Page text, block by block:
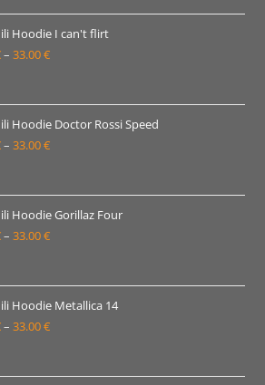
od
19.00 €
do
Hoodie I can't flirt
– 33.00€Raspon
od
19.00 €
do
Hoodie Doctor Rossi Speed
– 33.00€Raspon
od
19.00 €
do
Hoodie Gorillaz Four
– 33.00€Raspon
od
19.00 €
do
Hoodie Metallica 14
– 33.00€Raspon
od